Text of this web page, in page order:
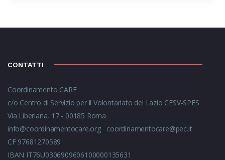
CONTATTI
Coordinamento CARE
c/o Centro di Servizio per il Volontariato del Lazio CESV-SPES
Via Liberiana, 17 - 00185 Roma
info@coordinamentocare.org
coordinamentocare@pec.it
CF 97681270589
IBAN IT76U0306909606100000135631